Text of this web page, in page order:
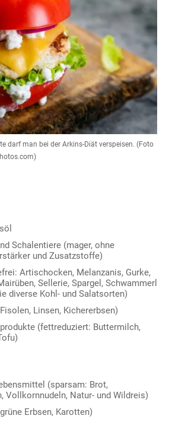
darf man bei der Arkins-Diät verspeisen. (Foto
Schalentiere (mager, ohne
und Zusatzstoffe)
Artischocken, Melanzanis, Gurke,
Sellerie, Spargel, Schwammerl
diverse Kohl- und Salatsorten)
Linsen, Kichererbsen)
(fettreduziert: Buttermilch,
(sparsam: Brot,
Vollkornnudeln, Natur- und Wildreis)
Erbsen, Karotten)